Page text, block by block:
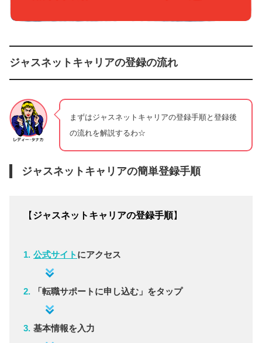
ジャスネットキャリアの登録の流れ
まずはジャスネットキャリアの登録手順と登録後
の流れを解説するわ☆
ジャスネットキャリアの簡単登録手順
【 ジャスネットキャリアの登録手順】
公式サイト にアクセス
「転職サポートに申し込む」をタップ
基本情報を入力